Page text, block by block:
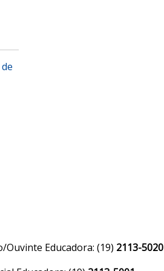
Ouvinte Educadora: (19) 2113-5020